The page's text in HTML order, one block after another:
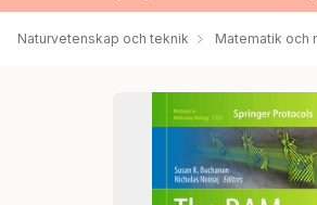
Naturvetenskap och teknik Matematik och